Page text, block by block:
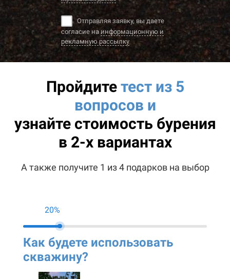
Отправляя заявку, вы даете
согласие наинформационную и
рекламную рассылку
Пройдитетест из 5
вопросов и
узнайте стоимость бурения
в 2-х вариантах
А также получите 1 из 4 подарков на выбор
20%
Как будете использовать
скважину?